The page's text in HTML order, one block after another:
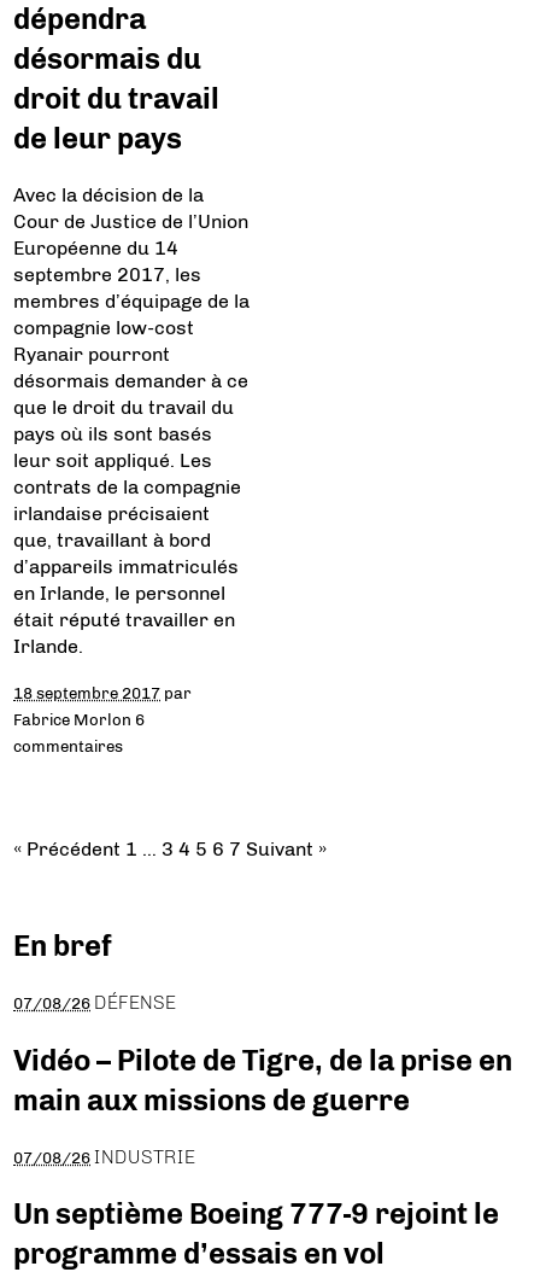
dépendra
désormais du
droit du travail
de leur pays
Avec la décision de la
Cour de Justice de l’Union
Européenne du 14
septembre 2017, les
membres d’équipage de la
compagnie low-cost
Ryanair pourront
désormais demander à ce
que le droit du travail du
pays où ils sont basés
leur soit appliqué. Les
contrats de la compagnie
irlandaise précisaient
que, travaillant à bord
d’appareils immatriculés
en Irlande, le personnel
était réputé travailler en
Irlande.
18 septembre 2017 par
Fabrice Morlon 6
commentaires
« Précédent 1 … 3 4 5 6 7 Suivant »
En bref
07/08/26 DÉFENSE
Vidéo – Pilote de Tigre, de la prise en
main aux missions de guerre
07/08/26 INDUSTRIE
Un septième Boeing 777-9 rejoint le
programme d’essais en vol